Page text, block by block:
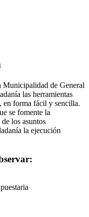
Municipalidad de General
las herramientas
en forma fácil y sencilla.
se fomente la
los asuntos
la ejecución